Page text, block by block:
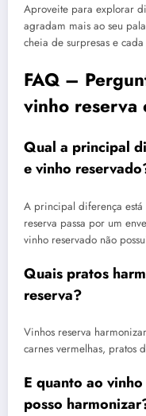
Aproveite para explorar
agradam mais ao seu
cheia de surpresas e
FAQ –
vinho reserva
Qual a principal
e vinho
A principal diferença
reserva passa por um
vinho reservado não
Quais pratos
reserva?
Vinhos reserva
carnes vermelhas, pratos
E quanto ao
posso